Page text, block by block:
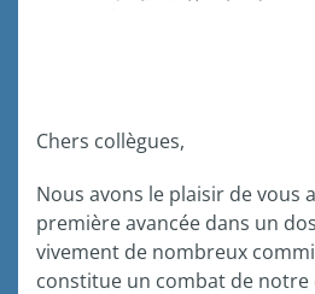
Chers collègues,
Nous avons le plaisir de vous
première avancée dans un
vivement de nombreux
constitue un combat de